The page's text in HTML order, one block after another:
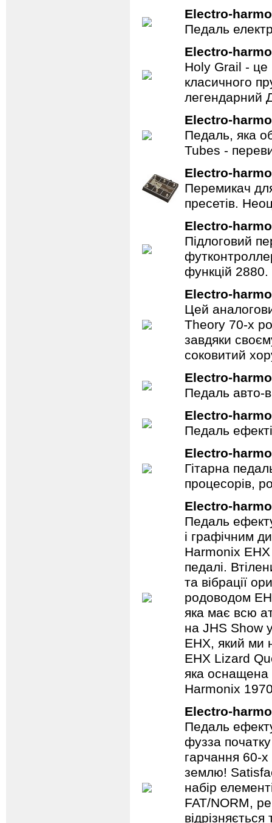
Electro-
Педаль
Electro-
Holy Grail - це
класичного
легендарний
Electro-
Педаль, яка
Tubes -
Electro-
Перемикач
пресетів.
Electro-
Підлоговий
функцій 2880.
Electro-
Цей
Theory 70-х
завдяки
соковитий
Electro-
Педаль авто-
Electro-
Педаль
Electro-
Гітарна
процесорів,
Electro-
Педаль
і графічним
Harmonix
педалі.
та вібрації
родоводом
яка має всю
на JHS Show
EHX, який ми
EHX Lizard
яка оснащена
Harmonix
Electro-
Педаль
фузза
гарчання 60-
землю!
набір
FAT/NORM,